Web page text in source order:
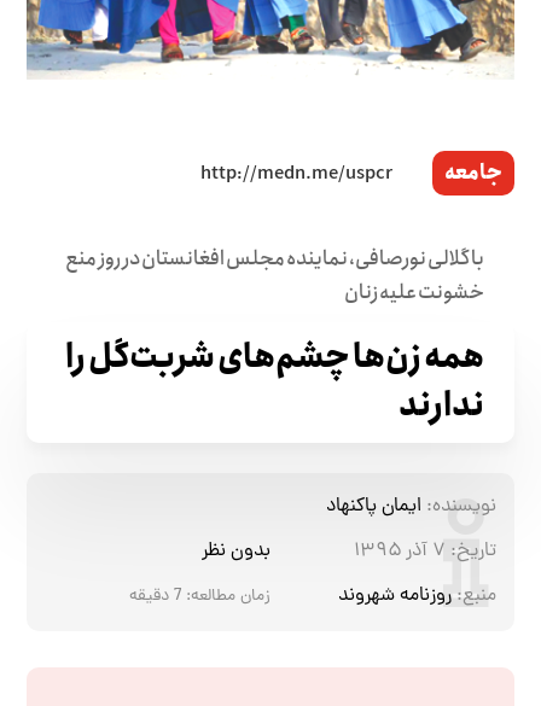
جامعه
با گلالی نورصافی، نماینده مجلس افغانستان در روز منع
خشونت علیه زنان
همه‌ زن‌ها چشم‌های شربت‌گل را
ندارند
نویسنده: ایمان پاکنهاد
تاریخ: ۷ آذر ۱۳۹۵
بدون نظر
منبع: روزنامه شهروند زمان مطالعه: 7دقیقه